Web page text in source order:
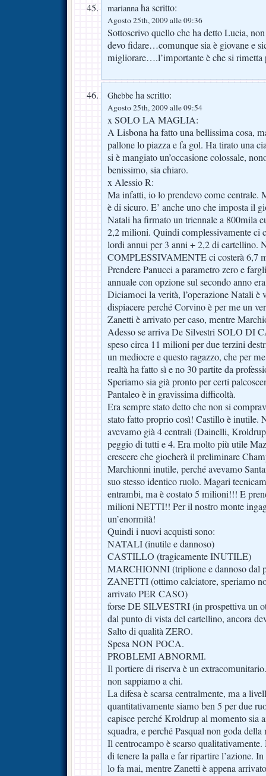
mariannaha scritto:
Agosto 25th, 2009 alle 09:36
Sottoscrivo quello che ha detto Lucia,
devo fidare…comunque sia è giovane e
migliorare….l’importante è che si
Ghebbe ha scritto:
Agosto 25th, 2009 alle 09:54
x SOLO LA MAGLIA:
A Lisbona ha fatto una bellissima cosa,
pallone lo piazza e fa gol. Ha tirato una
si è mangiato un’occasione colossale,
benissimo, sia chiaro.
x Alessio R:
Ma infatti, io lo prendevo come
è di sicuro. E’ anche uno che imposta il
Natali ha firmato un triennale a 800mila
2,2 milioni. Quindi complessivamente ci
lordi annui per 3 anni + 2,2 di cartellino.
COMPLESSIVAMENTE ci costerà 6,7
Prendere Panucci a parametro zero e
annuale con opzione sul secondo anno
Diciamoci la verità, l’operazione Natali è
dispiacere perché Corvino è per me un
Zanetti è arrivato per caso, mentre
Adesso se arriva De Silvestri SOLO DI
speso circa 11 milioni per due terzini
un mediocre e questo ragazzo, che per
realtà ha fatto sì e no 30 partite da
Speriamo sia già pronto per certi
Pantaleo è in gravissima difficoltà.
Era sempre stato detto che non si
stato fatto proprio così! Castillo è inutile.
avevamo già 4 centrali (Dainelli,
peggio di tutti e 4. Era molto più utile
crescere che giocherà il preliminare
Marchionni inutile, perché avevamo
suo stesso identico ruolo. Magari
entrambi, ma è costato 5 milioni!!! E
milioni NETTI!! Per il nostro monte
un’enormità!
Quindi i nuovi acquisti sono:
NATALI (inutile e dannoso)
CASTILLO (tragicamente INUTILE)
MARCHIONNI (triplione e dannoso dal
ZANETTI (ottimo calciatore, speriamo
arrivato PER CASO)
forse DE SILVESTRI (in prospettiva un
dal punto di vista del cartellino, ancora
Salto di qualità ZERO.
Spesa NON POCA.
PROBLEMI ABNORMI.
Il portiere di riserva è un
non sappiamo a chi.
La difesa è scarsa centralmente, ma a
quantitativamente siamo ben 5 per due
capisce perché Kroldrup al momento sia
squadra, e perché Pasqual non goda
Il centrocampo è scarso
di tenere la palla e far ripartire l’azione.
lo fa mai, mentre Zanetti è appena